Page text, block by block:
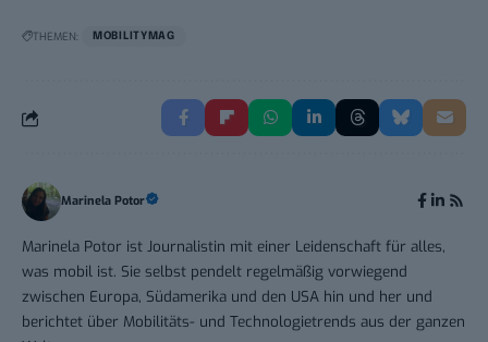
THEMEN: MOBILITYMAG
Marinela Potor
Marinela Potor ist Journalistin mit einer Leidenschaft für alles,
was mobil ist. Sie selbst pendelt regelmäßig vorwiegend
zwischen Europa, Südamerika und den USA hin und her und
berichtet über Mobilitäts- und Technologietrends aus der ganzen